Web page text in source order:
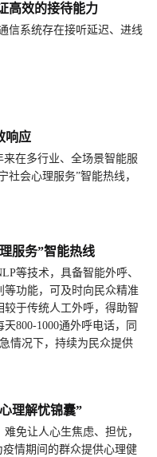
高效的接待能力
信系统存在接听延迟、进线
响应
在多行业、全场景智能服
社会心理服务”智能热线，
服务”智能热线
等技术，具备智能外呼、
功能，可及时向民众精准
于传统人工外呼，得助智
800-1000通外呼电话，同
情况下，持续为民众提供
理解忧锦囊”
免让人心生焦虑、担忧，
情期间的群众提供心理健